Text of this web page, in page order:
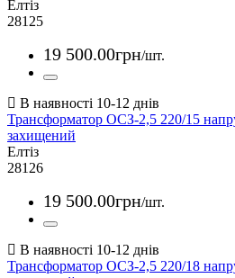
Елтіз
28125
19 500.00грн/шт.
Трансформатор ОСЗ-2,5 220/15
захищений
Елтіз
28126
19 500.00грн/шт.
Трансформатор ОСЗ-2,5 220/18